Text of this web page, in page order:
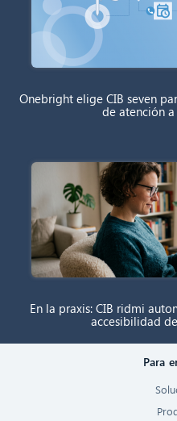
Onebright elige CIB seven
de atención
En la praxis: CIB ridmi
accesibilidad
Para